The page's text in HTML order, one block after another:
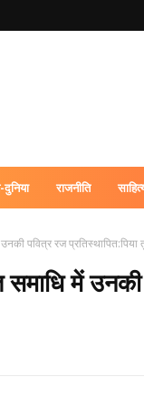
राजनीति
उनकी पवित्र रज
समाधि में